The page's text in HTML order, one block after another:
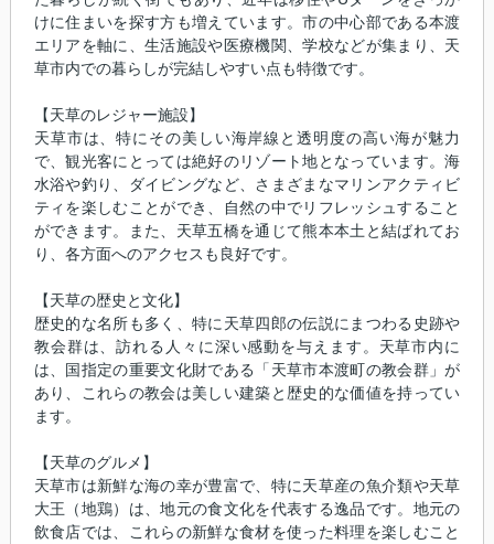
けに住まいを探す方も増えています。市の中心部である本渡
エリアを軸に、生活施設や医療機関、学校などが集まり、天
草市内での暮らしが完結しやすい点も特徴です。
【天草のレジャー施設】
天草市は、特にその美しい海岸線と透明度の高い海が魅力
で、観光客にとっては絶好のリゾート地となっています。海
水浴や釣り、ダイビングなど、さまざまなマリンアクティビ
ティを楽しむことができ、自然の中でリフレッシュすること
ができます。また、天草五橋を通じて熊本本土と結ばれてお
り、各方面へのアクセスも良好です。
【天草の歴史と文化】
歴史的な名所も多く、特に天草四郎の伝説にまつわる史跡や
教会群は、訪れる人々に深い感動を与えます。天草市内に
は、国指定の重要文化財である「天草市本渡町の教会群」が
あり、これらの教会は美しい建築と歴史的な価値を持ってい
ます。
【天草のグルメ】
天草市は新鮮な海の幸が豊富で、特に天草産の魚介類や天草
大王（地鶏）は、地元の食文化を代表する逸品です。地元の
飲食店では、これらの新鮮な食材を使った料理を楽しむこと